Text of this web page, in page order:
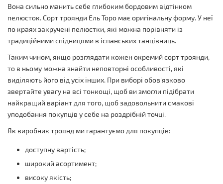
Вона сильно манить себе глибоким бордовим відтінком
пелюсток. Сорт троянди Ель Торо має оригінальну форму. У неї
по краях закручені пелюстки, які можна порівняти із
традиційними спідницями в іспанських танцівниць.
Таким чином, якщо розглядати кожен окремий сорт троянди,
то в ньому можна знайти неповторні особливості, які
виділяють його від усіх інших. При виборі обов'язково
звертайте увагу на всі тонкощі, щоб ви змогли підібрати
найкращий варіант для того, щоб задовольнити смакові
уподобання покупців у себе на роздрібній точці.
Як виробник троянд ми гарантуємо для покупців:
доступну вартість;
широкий асортимент;
високу якість;